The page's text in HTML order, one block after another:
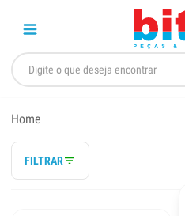
Home
FILTRAR